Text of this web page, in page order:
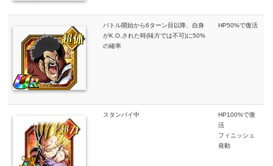
バトル開始から6ターン目以降、自身
がK.O.された時(味方では不可)に50%
の確率
HP50%で復活
スタンバイ中
HP100%で復
活
フィニッシュ
発動